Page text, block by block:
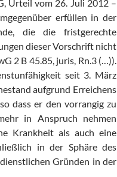
Urteil vom 26. Juli 2012 –
erfüllen in der
die die fristgerechte
dieser Vorschrift nicht
2 B 45.85, juris, Rn.3 (…)).
seit 3. März
aufgrund Erreichens
dass er den vorrangig zu
in Anspruch nehmen
Krankheit als auch eine
in der Sphäre des
Gründen in der